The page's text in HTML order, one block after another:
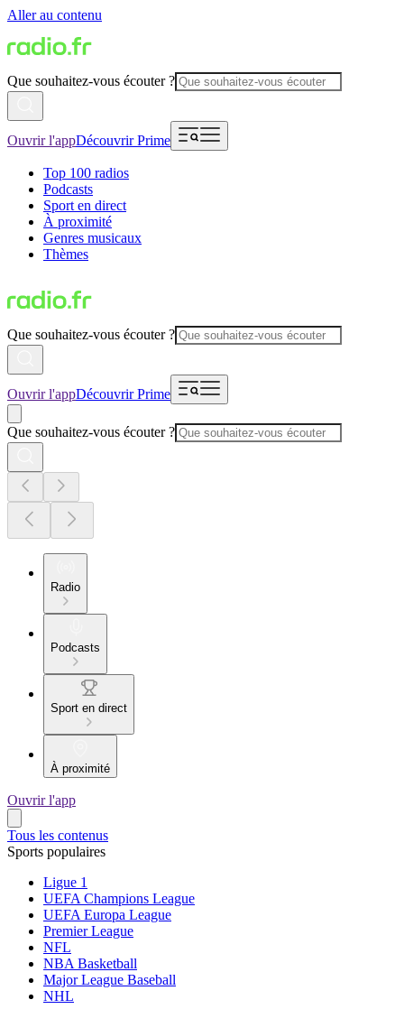
Aller au contenu
Que souhaitez-vous écouter ?
Ouvrir l'appDécouvrir Prime
Top 100 radios
Podcasts
Sport en direct
À proximité
Genres musicaux
Thèmes
Que souhaitez-vous écouter ?
Ouvrir l'appDécouvrir Prime
Que souhaitez-vous écouter ?
Radio
Podcasts
Sport en direct
À proximité
Ouvrir l'app
Tous les contenus
Sports populaires
Ligue 1
UEFA Champions League
UEFA Europa League
Premier League
NFL
NBA Basketball
Major League Baseball
NHL